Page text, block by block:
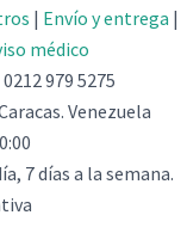
| Envío y entrega |
médico
979 5275
Venezuela
7 días a la semana.